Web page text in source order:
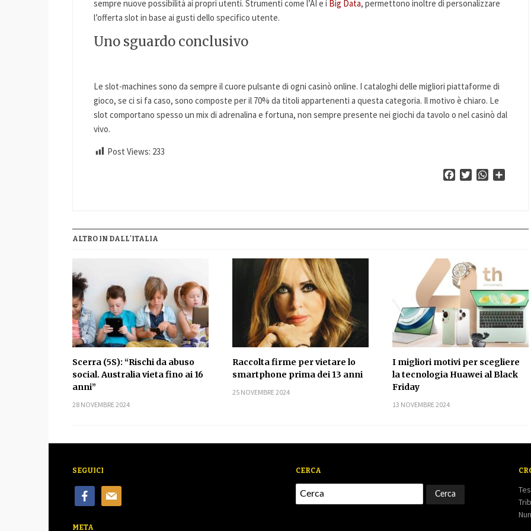
sempre nuove possibilità ai propri utenti. Strumenti come l’AI e i Big Data, permettono inoltre di personalizzare
l’offerta slot in base ai gusti dello specifico utente.
Uno sguardo conclusivo
Le slot-machines sono da sempre il cuore pulsante di ogni casinò online. I cataloghi delle migliori piattaforme di
gioco, se ci si fa caso, sono composte per il 70% da titoli appartenenti a questa categoria. Il motivo è chiaro. Le
slot comportano spesso un mix di adrenalina e fortuna, non sempre presente nei giochi da tavolo o nel casinò dal
vivo.
Post Views: 233
FacebookTwitterWhatsApp
ALTRO IN DALL'ITALIA
Scerra (5S): “Rischi da abuso
social. Australia vieta fino ai 16
anni”
28 NOVEMBRE 2024
Raccolta firme per vietare lo
smartphone prima dei 13 anni
25 NOVEMBRE 2024
I migliori motivi per scegliere
la tecnologia Huawei al Black
Friday
13 NOVEMBRE 2024
SEGUICI
facebookmail
META
CERCA